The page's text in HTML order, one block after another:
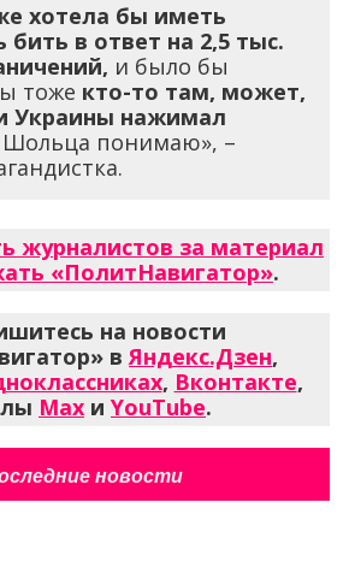
хотела бы иметь
в ответ на 2,5 тыс.
и было бы
тоже кто-то там, может,
Украины нажимал
Шольца понимаю», –
журналистов за материал
«ПолитНавигатор».
на новости
вЯндекс.Дзен,
, Вконтакте,
Max и YouTube.
новости